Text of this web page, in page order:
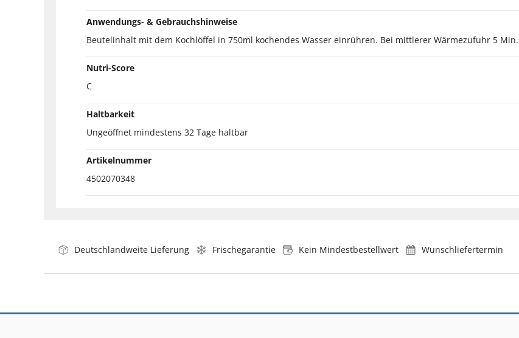
Anwendungs- & Gebrauchshinweise
Beutelinhalt mit dem Kochlöffel in 750ml kochendes Wasser einrühren. Bei mittlerer Wärmezufuhr 5
Nutri-Score
C
Haltbarkeit
Ungeöffnet mindestens 32 Tage haltbar
Artikelnummer
4502070348
Deutschlandweite Lieferung Frischegarantie Kein Mindestbestellwert Wunschliefertermin